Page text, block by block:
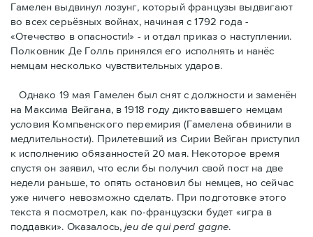
Гамелен выдвинул лозунг, который французы выдвигают
во всех серьёзных войнах, начиная с 1792 года -
«Отечество в опасности!» - и отдал приказ о наступлении.
Полковник Дe Голль принялся его исполнять и нанёс
немцам несколько чувствительных ударов.
Однако 19 мая Гамелен был снят с должности и заменён
на Максима Вейгана, в 1918 году диктовавшего немцам
условия Компьенского перемирия (Гамелена обвинили в
медлительности). Прилетевший из Сирии Вейган приступил
к исполнению обязанностей 20 мая. Hекоторое время
спустя oн заявил, что если бы получил свой пост на две
недели раньше, то опять остановил бы немцев, но сейчас
уже ничего невозможно сделать. При подготовке этого
текста я посмотрел, как по-французски будет «игра в
поддавки». Оказалось,jeu de qui perd gagne.